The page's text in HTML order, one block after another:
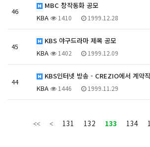
46
MBC 창작동화 공모
KBA
1410 1999.12.28
45
KBS 야구드라마 제목 공모
KBA
1402 1999.12.09
44
KBS인터넷 방송 - CREZIO에서 계약
KBA
1446 1999.11.29
131 132 133 134